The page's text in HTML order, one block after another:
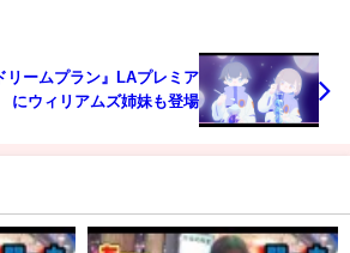
リームプラン』LAプレミア
にウィリアムズ姉妹も登場